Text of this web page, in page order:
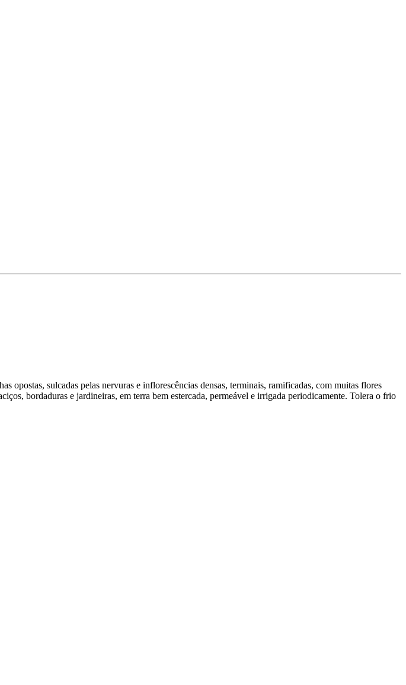
opostas, sulcadas pelas nervuras e inflorescências densas, terminais, ramificadas, com muitas flores
bordaduras e jardineiras, em terra bem estercada, permeável e irrigada periodicamente. Tolera o frio